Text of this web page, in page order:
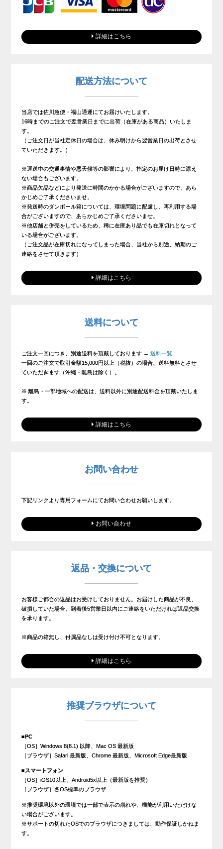
詳細はこちら
配送方法について
当店では佐川急便・福山通運にてお届けいたします。
16時までのご注文で翌営業日までに出荷（在庫がある商品）いたしま
す。
（ご注文日が当社定休日の場合は、休み明けから翌営業日の出荷とさせ
ていただきます。）
※運送中の交通事情や悪天候等の影響により、指定のお届け日時に添え
ない場合もございます。
※商品欠品などにより発送に時間のかかる場合がございますので、あら
かじめご了承くださいませ。
※発送時のダンボール箱については、環境問題に配慮し、再利用する場
合がございますので、あらかじめご了承くださいませ。
※他店舗と併売をしているため、稀に在庫あり品でも在庫切れとなって
いる場合がございます。
（ご注文品が在庫切れになってしまった場合、当社から別途、納期のご
連絡をさせて頂きます）
詳細はこちら
送料について
ご注文一回につき、別途送料を頂戴しております → 送料一覧
一回のご注文で取引金額15,000円以上（税抜）の場合、送料無料とさせ
ていただきます（沖縄・離島は除く）。
※ 離島・一部地域への配送は、送料以外に別途配送料金を頂戴いたしま
す。
詳細はこちら
お問い合わせ
下記リンクより専用フォームにてお問い合わせお願いします。
お問い合わせ
返品・交換について
お客様ご都合の返品はお受けしておりません。お届けした商品が不良、
破損していた場合、到着後5営業日以内にご連絡をいただければ返品交換
を承ります。
※商品の箱無し、付属品なしは受け付け不可となります。
詳細はこちら
推奨ブラウザについて
■PC
［OS］Windows 8(8.1) 以降、Mac OS 最新版
［ブラウザ］Safari 最新版、Chrome 最新版、Microsoft Edge最新版
■スマートフォン
［OS］iOS10以上、Android5x以上（最新版を推奨）
［ブラウザ］各OS標準のブラウザ
※推奨環境以外の環境では一部で表示の崩れや、機能が利用いただけな
い場合がございます。
※サポートの切れたOSでのブラウザにつきましては、動作保証しかねま
す。